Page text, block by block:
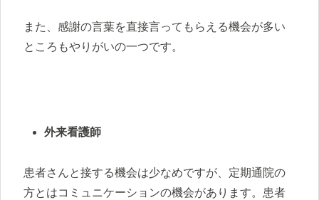
また、感謝の言葉を直接言ってもらえる機会が多い
ところもやりがいの一つです。
外来看護師
患者さんと接する機会は少なめですが、定期通院の
方とはコミュニケーションの機会があります。患者